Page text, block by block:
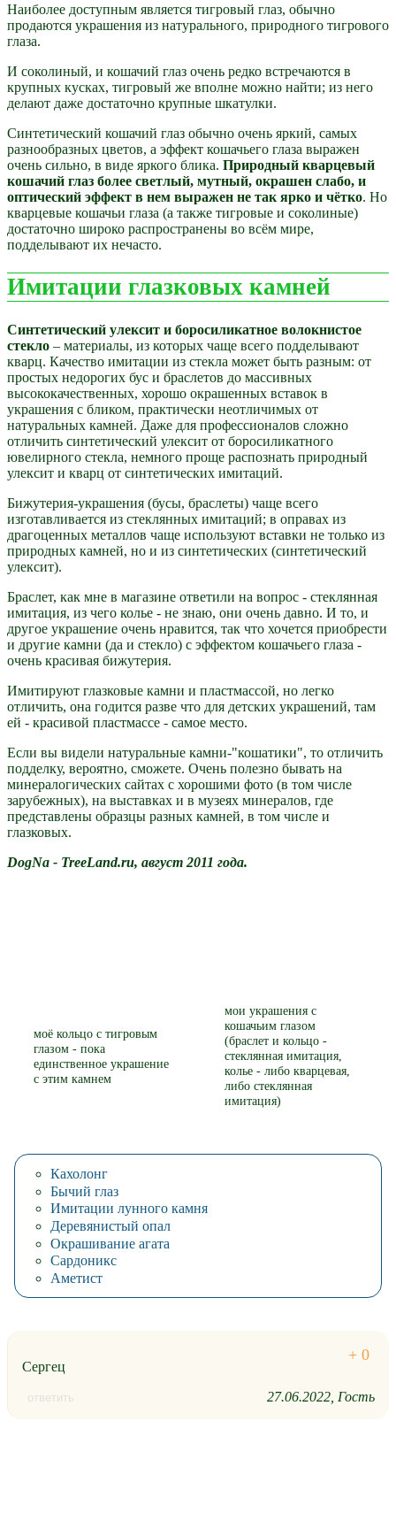
Наиболее доступным является тигровый глаз, обычно
продаются украшения из натурального, природного тигрового
глаза.
И соколиный, и кошачий глаз очень редко встречаются в
крупных кусках, тигровый же вполне можно найти; из него
делают даже достаточно крупные шкатулки.
Синтетический кошачий глаз обычно очень яркий, самых
разнообразных цветов, а эффект кошачьего глаза выражен
очень сильно, в виде яркого блика. Природный кварцевый
кошачий глаз более светлый, мутный, окрашен слабо, и
оптический эффект в нем выражен не так ярко и чётко. Но
кварцевые кошачьи глаза (а также тигровые и соколиные)
достаточно широко распространены во всём мире,
подделывают их нечасто.
Имитации глазковых камней
Синтетический улексит и боросиликатное волокнистое
стекло – материалы, из которых чаще всего подделывают
кварц. Качество имитации из стекла может быть разным: от
простых недорогих бус и браслетов до массивных
высококачественных, хорошо окрашенных вставок в
украшения с бликом, практически неотличимых от
натуральных камней. Даже для профессионалов сложно
отличить синтетический улексит от боросиликатного
ювелирного стекла, немного проще распознать природный
улексит и кварц от синтетических имитаций.
Бижутерия-украшения (бусы, браслеты) чаще всего
изготавливается из стеклянных имитаций; в оправах из
драгоценных металлов чаще используют вставки не только из
природных камней, но и из синтетических (синтетический
улексит).
Браслет, как мне в магазине ответили на вопрос - стеклянная
имитация, из чего колье - не знаю, они очень давно. И то, и
другое украшение очень нравится, так что хочется приобрести
и другие камни (да и стекло) с эффектом кошачьего глаза -
очень красивая бижутерия.
Имитируют глазковые камни и пластмассой, но легко
отличить, она годится разве что для детских украшений, там
ей - красивой пластмассе - самое место.
Если вы видели натуральные камни-"кошатики", то отличить
подделку, вероятно, сможете. Очень полезно бывать на
минералогических сайтах с хорошими фото (в том числе
зарубежных), на выставках и в музеях минералов, где
представлены образцы разных камней, в том числе и
глазковых.
DogNa - TreeLand.ru, август 2011 года.
моё кольцо с тигровым
глазом - пока
единственное украшение
с этим камнем
мои украшения с
кошачьим глазом
(браслет и кольцо -
стеклянная имитация,
колье - либо кварцевая,
либо стеклянная
имитация)
Кахолонг
Бычий глаз
Имитации лунного камня
Деревянистый опал
Окрашивание агата
Сардоникс
Аметист
Сергец
ответить 27.06.2022 Гость